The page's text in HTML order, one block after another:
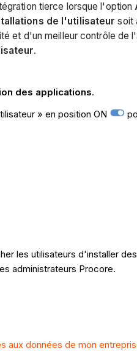
tierce lorsque l'option
de l'utilisateur soit
et d'un meilleur contrôle
.
des applications.
» en position ON
les utilisateurs d'installer
administrateurs Procore.
aux données de mon